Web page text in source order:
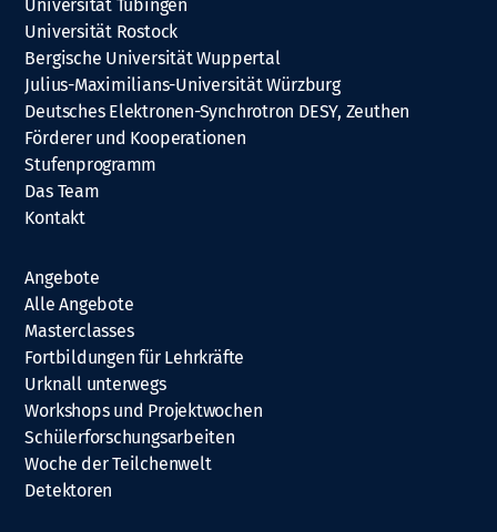
Universität Tübingen
Universität Rostock
Bergische Universität Wuppertal
Julius-Maximilians-Universität Würzburg
Deutsches Elektronen-Synchrotron DESY, Zeuthen
Förderer und Kooperationen
Stufenprogramm
Das Team
Kontakt
Angebote
Alle Angebote
Masterclasses
Fortbildungen für Lehrkräfte
Urknall unterwegs
Workshops und Projektwochen
Schülerforschungsarbeiten
Woche der Teilchenwelt
Detektoren